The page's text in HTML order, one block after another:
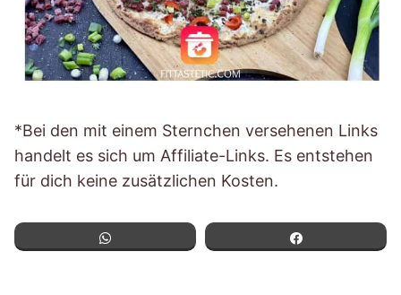
*Bei den mit einem Sternchen versehenen Links
handelt es sich um Affiliate-Links. Es entstehen
für dich keine zusätzlichen Kosten.